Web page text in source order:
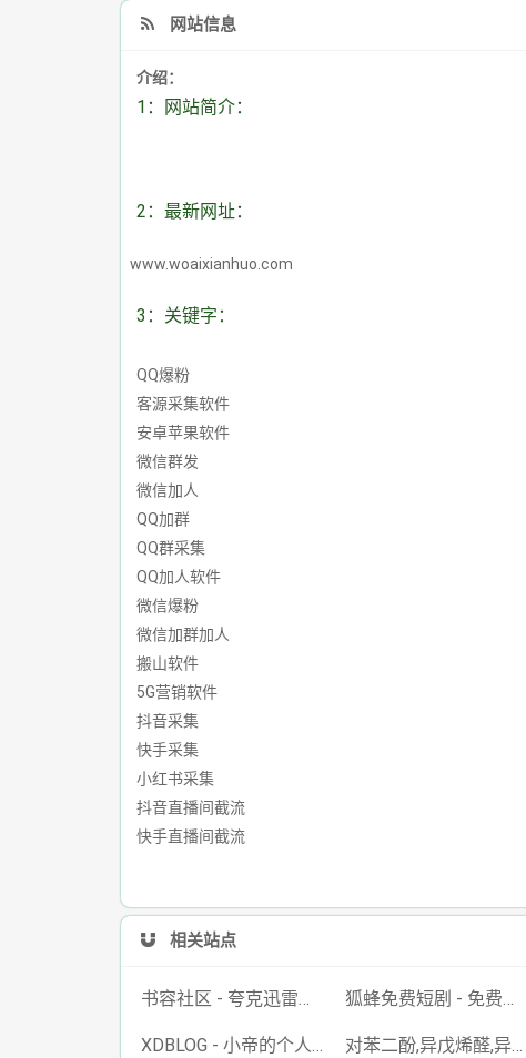
网站信息
介绍：
1：网站简介：
2：最新网址：
www.woaixianhuo.com
3：关键字：
QQ爆粉
客源采集软件
安卓苹果软件
微信群发
微信加人
QQ加群
QQ群采集
QQ加人软件
微信爆粉
微信加群加人
搬山软件
5G营销软件
抖音采集
快手采集
小红书采集
抖音直播间截流
快手直播间截流
相关站点
书容社区 - 夸克迅雷百度网盘资源,网盘资源搜索,免费好用的云盘搜索引擎！ 狐蜂免费短剧 - 免费短剧看全集抖音短剧搜索引擎 - 搜剧网-免费资源搜索平台抖音短剧--搜索神器
XDBLOG - 小帝的个人博客 对苯二酚,异戊烯醛,异戊烯醇321,防黄剂,丁酰肼原药,甲醇钠溶液,乙醇钠溶液_山东欣烨生物